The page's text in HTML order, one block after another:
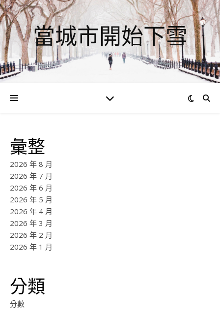
當城市開始下雪
彙整
2026 年 8 月
2026 年 7 月
2026 年 6 月
2026 年 5 月
2026 年 4 月
2026 年 3 月
2026 年 2 月
2026 年 1 月
分類
分數